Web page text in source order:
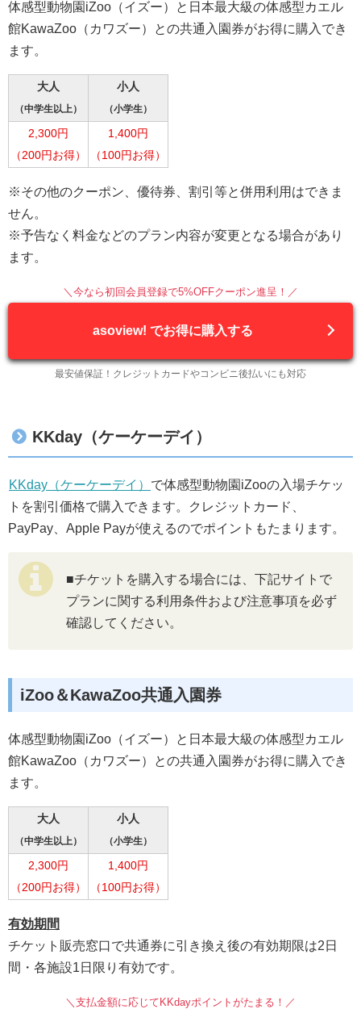
体感型動物園iZoo（イズー）と日本最大級の体感型カエル
館KawaZoo（カワズー）との共通入園券がお得に購入でき
ます。
大人
（中学生以上）
小人
（小学生）
2,300円
（200円お得）
1,400円
（100円お得）
※その他のクーポン、優待券、割引等と併用利用はできま
せん。
※予告なく料金などのプラン内容が変更となる場合があり
ます。
＼今なら初回会員登録で5%OFFクーポン進呈！／
asoview! でお得に購入する
最安値保証！クレジットカードやコンビニ後払いにも対応
KKday（ケーケーデイ）
KKday（ケーケーデイ） で体感型動物園iZooの入場チケッ
トを割引価格で購入できます。クレジットカード、
PayPay、Apple Payが使えるのでポイントもたまります。
■チケットを購入する場合には、下記サイトで
プランに関する利用条件および注意事項を必ず
確認してください。
iZoo＆KawaZoo共通入園券
体感型動物園iZoo（イズー）と日本最大級の体感型カエル
館KawaZoo（カワズー）との共通入園券がお得に購入でき
ます。
大人
（中学生以上）
小人
（小学生）
2,300円
（200円お得）
1,400円
（100円お得）
有効期間
チケット販売窓口で共通券に引き換え後の有効期限は2日
間・各施設1日限り有効です。
＼支払金額に応じてKKdayポイントがたまる！／